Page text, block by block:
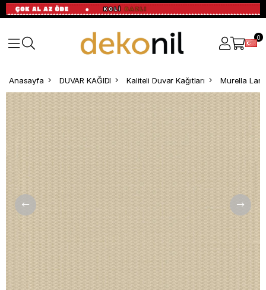
0
Anasayfa DUVAR KAĞIDI Kaliteli Duvar Kağıtları